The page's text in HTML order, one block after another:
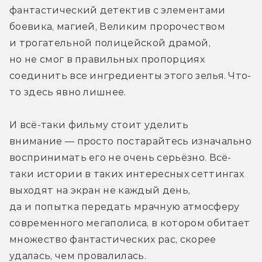
фантастический детектив с элементами
боевика, магией, Великим пророчеством
и трогательной полицейской драмой,
но не смог в правильных пропорциях
соединить все ингредиенты этого зелья. Что-
то здесь явно лишнее.
И всё-таки фильму стоит уделить
внимание — просто постарайтесь изначально
воспринимать его не очень серьёзно. Всё-
таки истории в таких интересных сеттингах
выходят на экран не каждый день,
да и попытка передать мрачную атмосферу
современного мегаполиса, в котором обитает
множество фантастических рас, скорее
удалась, чем провалилась.